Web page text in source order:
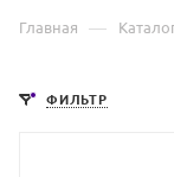
Главная —
ФИЛЬТР